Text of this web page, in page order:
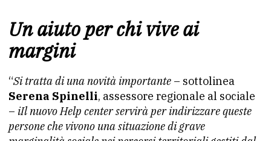
Un aiuto per chi vive ai
margini
“Si tratta di una novità importante – sottolinea
Serena Spinelli, assessore regionale al sociale
– iIl nuovo Help center servirà per indirizzare queste
persone che vivono una situazione di grave